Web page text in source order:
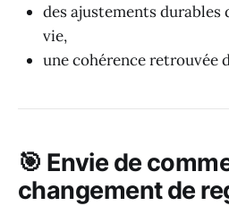
des ajustements durables
vie,
une cohérence retrouvée
🎯 Envie de
changement de